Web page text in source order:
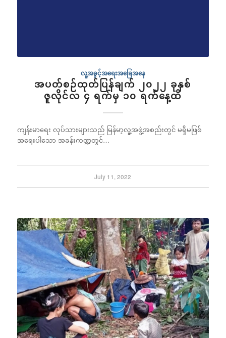
လူ့အခွင့်အရေးအခြေအနေ
အပတ်စဉ်ထုတ်ပြန်ချက် ၂၀၂၂ ခုနှစ်
ဇူလိုင်လ ၄ ရက်မှ ၁၀ ရက်နေ့ထိ
ကျန်းမာရေး လုပ်သားများသည် မြန်မာ့လူ့အဖွဲ့အစည်းတွင် မရှိမဖြစ်
အရေးပါသော အခန်းကဏ္ဍတွင်…
July 11, 2022